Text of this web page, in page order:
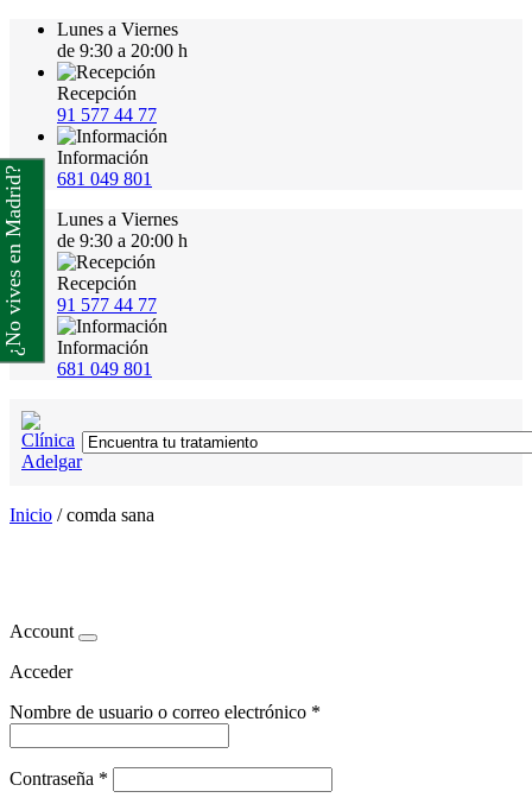
Lunes a Viernes
de 9:30 a 20:00 h
Recepción
91 577 44 77
Información
681 049 801
Lunes a Viernes
de 9:30 a 20:00 h
Recepción
91 577 44 77
Información
681 049 801
Inicio /comda sana
Account
Acceder
Nombre de usuario o correo electrónico *
Contraseña *
¿No vives en Madrid?